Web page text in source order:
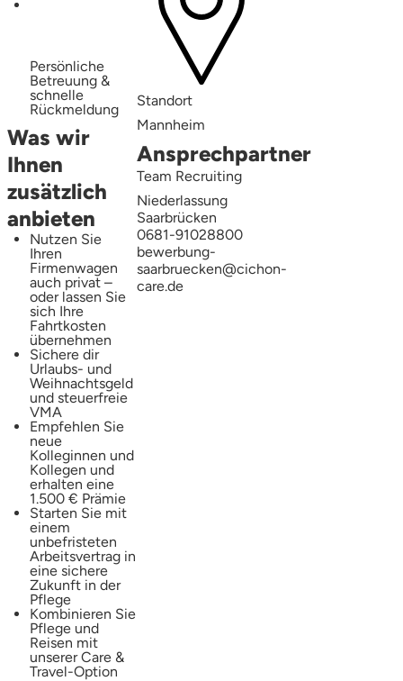
Persönliche
Betreuung &
schnelle
Rückmeldung
Was wir
Ihnen
zusätzlich
anbieten
Nutzen Sie
Ihren
Firmenwagen
auch privat –
oder lassen Sie
sich Ihre
Fahrtkosten
übernehmen
Sichere dir
Urlaubs- und
Weihnachtsgeld
und steuerfreie
VMA
Empfehlen Sie
neue
Kolleginnen und
Kollegen und
erhalten eine
1.500 € Prämie
Starten Sie mit
einem
unbefristeten
Arbeitsvertrag in
eine sichere
Zukunft in der
Pflege
Kombinieren Sie
Pflege und
Reisen mit
unserer Care &
Travel-Option
Standort
Mannheim
Ansprechpartner
Team Recruiting
Niederlassung
Saarbrücken
0681-91028800
bewerbung-
saarbruecken@cichon-
care.de